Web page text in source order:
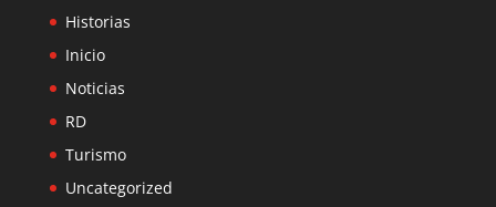
Historias
Inicio
Noticias
RD
Turismo
Uncategorized